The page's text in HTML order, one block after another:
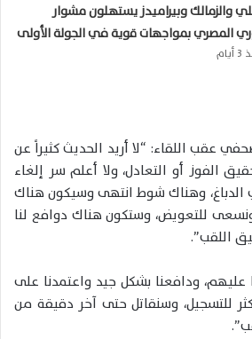
والزمالك وبيراميدز يستهلون مشوار
المصري بمواجهات قوية في الجولة الأولى
عقب اللقاء: “لا أريد الحديث كثيراً عن
الفوز أو التعادل، ولا أعلم سر إلغاء
وهناك شوط انتهى وسيكون هناك
للتعويض، وستكون هناك دوافع لنا
اللقب”.
عليهم، ودافعنا بشكل جيد واعتمدنا على
للتسجيل، وسنقاتل حتى آخر دقيقة من